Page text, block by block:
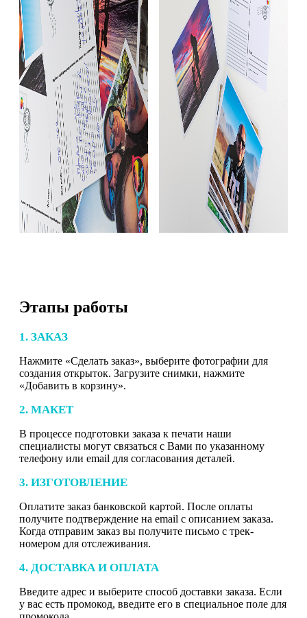
Этапы работы
1. ЗАКАЗ
Нажмите «Сделать заказ», выберите фотографии для
создания открыток. Загрузите снимки, нажмите
«Добавить в корзину».
2. МАКЕТ
В процессе подготовки заказа к печати наши
специалисты могут связаться с Вами по указанному
телефону или email для согласования деталей.
3. ИЗГОТОВЛЕНИЕ
Оплатите заказ банковской картой. После оплаты
получите подтверждение на email с описанием заказа.
Когда отправим заказ вы получите письмо с трек-
номером для отслеживания.
4. ДОСТАВКА И ОПЛАТА
Введите адрес и выберите способ доставки заказа. Если
у вас есть промокод, введите его в специальное поле для